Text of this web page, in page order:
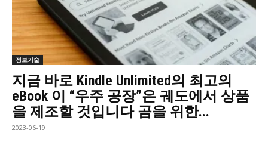
정보기술
지금 바로 Kindle Unlimited의 최고의
eBook 이 “우주 공장”은 궤도에서 상품
을 제조할 것입니다 곰을 위한...
2023-06-19